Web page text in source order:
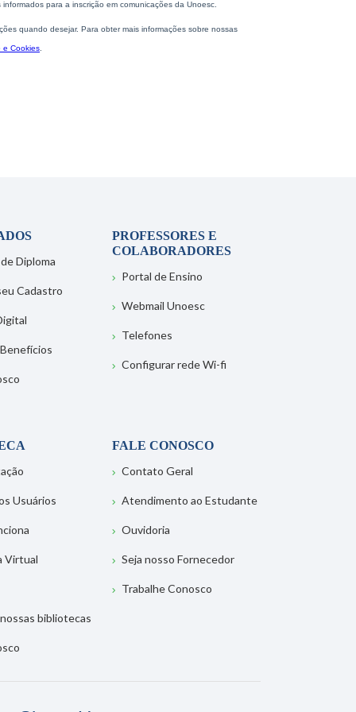
Diploma
Cadastro
PROFESSORES E
COLABORADORES
Portal de Ensino
Webmail Unoesc
Telefones
Configurar rede Wi-fi
Usuários
Virtual
bibliotecas
FALE CONOSCO
Contato Geral
Atendimento ao Estudante
Ouvidoria
Seja nosso Fornecedor
Trabalhe Conosco